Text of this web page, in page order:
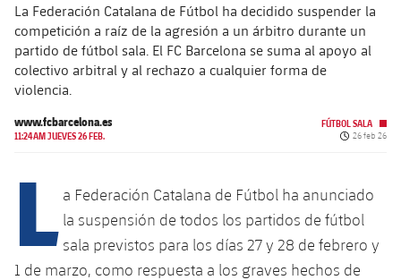
Documents
chevron-right
label.aria.chevronright
Comisiones y órganos
chevron-right
label.aria.chevronright
La Masia
Jugadores de leyenda
Entrenadores
Centro de documentación
plusicon
más
Instalaciones
La Federación Catalana de Fútbol ha decidido suspender la
competición a raíz de la agresión a un árbitro durante un
partido de fútbol sala. El FC Barcelona se suma al apoyo al
colectivo arbitral y al rechazo a cualquier forma de
violencia.
www.fcbarcelona.es
11:24AM JUEVES 26 FEB.
FÚTBOL SALA
Fecha de
26 feb 26
L a Federación Catalana de Fútbol ha anunciado
la suspensión de todos los partidos de fútbol
sala previstos para los días 27 y 28 de febrero y
1 de marzo, como respuesta a los graves hechos de